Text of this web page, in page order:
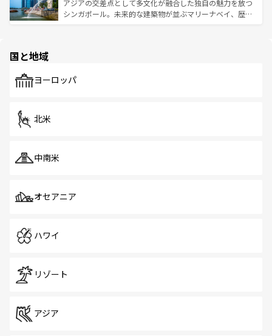
た文化、そして多様な観光資源が、訪れる旅人を魅了し続
ており、効率よく見どころを回れるのも魅力。息をのむよ
うな絶景から文化的な体験まで、香港を存分に楽しみ尽く
アジアの交差点として多文化が融合した独自の魅力を放つ
シンガポール。未来的な建築物が並ぶマリーナベイ、歴史
で、ホーカーズは地元の風情を楽しめる外せないスポット
国と地域
ヨーロッパ
北米
中南米
オセアニア
ハワイ
リゾート
アジア